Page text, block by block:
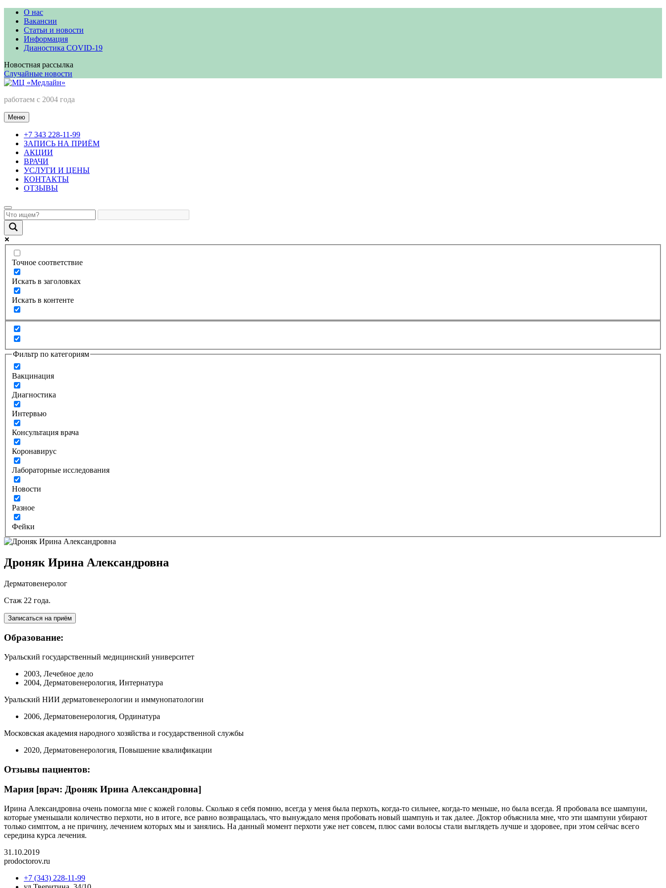
Перейти
содержимому
О нас
Вакансии
Статьи и новости
Информация
Дианостика COVID-19
Новостная рассылка
Случайные новости
МЦ «Медлайн»
работаем с 2004 года
Меню
+7 343 228-11-99
ЗАПИСЬ НА ПРИЁМ
АКЦИИ
ВРАЧИ
УСЛУГИ И ЦЕНЫ
КОНТАКТЫ
ОТЗЫВЫ
Точное соответствие
Искать в заголовках
Искать в контенте
Фильтр по категориям
Вакцинация
Диагностика
Интервью
Консультация врача
Коронавирус
Лабораторные исследования
Новости
Разное
Фейки
Дроняк Ирина Александровна
Дерматовенеролог
Стаж 22 года.
Образование:
Уральский государственный медицинский университет
2003, Лечебное дело
2004, Дерматовенерология, Интернатура
Уральский НИИ дерматовенерологии и иммунопатологии
2006, Дерматовенерология, Ординатура
Московская академия народного хозяйства и государственной службы
2020, Дерматовенерология, Повышение квалификации
Отзывы пациентов:
Мария [врач: Дроняк Ирина Александровна]
Ирина Александровна очень помогла мне с кожей головы. Сколько я себя помню, всегда у меня была перхоть​, когда-то сильнее, когда-то меньше, но была всегда. Я пробовала все шампуни,
которые уменьшали количество перхоти, но в итоге, все равно возвращалась, что вынуждало меня пробовать новый шампунь и так далее. Доктор объяснила мне, что эти шампуни убирают
только симптом, а не причину, лечением которых мы и занялись. На данный момент перхоти уже нет совсем, плюс сами волосы стали выглядеть лучше и здоровее, при этом сейчас всего
середина курса лечения.
31.10.2019
prodoctorov.ru
+7 (343) 228-11-99